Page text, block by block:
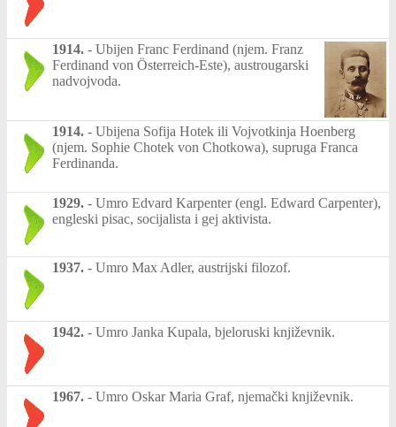
1914. - Ubijen Franc Ferdinand (njem. Franz
Ferdinand von Österreich-Este), austrougarski
nadvojvoda.
1914. - Ubijena Sofija Hotek ili Vojvotkinja Hoenberg
(njem. Sophie Chotek von Chotkowa), supruga Franca
Ferdinanda.
1929. - Umro Edvard Karpenter (engl. Edward Carpenter),
engleski pisac, socijalista i gej aktivista.
1937. - Umro Max Adler, austrijski filozof.
1942. - Umro Janka Kupala, bjeloruski književnik.
1967. - Umro Oskar Maria Graf, njemački književnik.